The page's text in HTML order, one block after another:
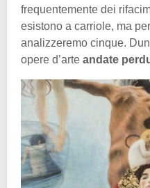
frequentemente dei
esistono a carriole, ma
analizzeremo cinque.
opere d’arte andate